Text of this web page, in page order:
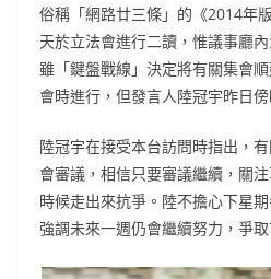
俗稱「網路廿三條」的《2014年
天於立法會進行二讀，惟議事廳
雖「鍵盤戰線」決定將有關集會
會時進行，但發言人陸冠宇昨日
陸冠宇在接受本台訪問時指出，
會審議，相信只要審議繼續，關
時候走出來抗爭。陸不擔心下星
強調未來一週仍會繼續努力，爭取